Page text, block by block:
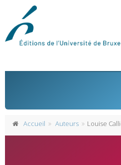
Accueil Auteurs Louise